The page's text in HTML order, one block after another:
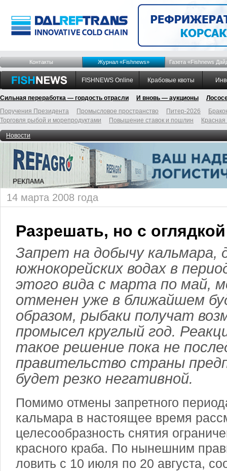
Контакты Журнал «Fishnews» Газета «Fishnews
FISHNEWS Online Крабовые квоты
Сильная переработка — гордость отрасли И вновь — аукционы
Поручения Президента
Промысловое пространство Питер-2026
Торговля рыбой и морепродуктами
Повышение ставок и пошлин
Новости
14 марта 2008 года
Разрешать, но с оглядкой
Запрет на добычу кальмара,
южнокорейских водах в
этого вида с марта по май,
отменен уже в ближайшем
образом, рыбаки получат
промысел круглый год.
такое решение пока не
правительство страны
будет резко негативной.
Помимо отмены запретного
кальмара в настоящее время
целесообразность снятия
красного краба. По нынешним
ловить с 10 июля по 20 августа,